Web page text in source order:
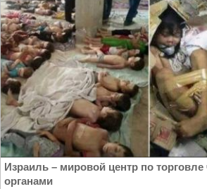
Израиль – мировой центр по
органами